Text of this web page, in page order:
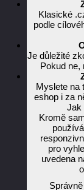
Klasické
podle
Je důležité
Pokud ne,
Myslete na
eshop i za
Jak
Kromě
pro
uvedena